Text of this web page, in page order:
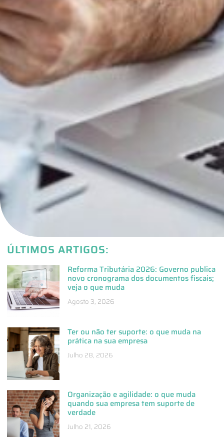
ÚLTIMOS ARTIGOS:
Reforma Tributária 2026: Governo publica
novo cronograma dos documentos fiscais;
veja o que muda
Agosto 3, 2026
Ter ou não ter suporte: o que muda na
prática na sua empresa
Julho 28, 2026
Organização e agilidade: o que muda
quando sua empresa tem suporte de
verdade
Julho 21, 2026